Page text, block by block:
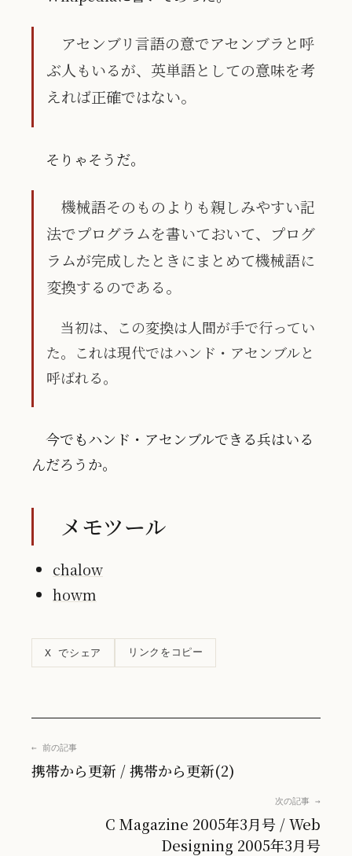
アセンブリ言語の意でアセンブラと呼
ぶ人もいるが、英単語としての意味を考
えれば正確ではない。
そりゃそうだ。
機械語そのものよりも親しみやすい記
法でプログラムを書いておいて、プログ
ラムが完成したときにまとめて機械語に
変換するのである。
当初は、この変換は人間が手で行ってい
た。これは現代ではハンド・アセンブルと
呼ばれる。
今でもハンド・アセンブルできる兵はいる
んだろうか。
メモツール
chalow
howm
X でシェア リンクをコピー
← 前の記事
携帯から更新 / 携帯から更新(2)
次の記事 →
C Magazine 2005年3月号 / Web
Designing 2005年3月号